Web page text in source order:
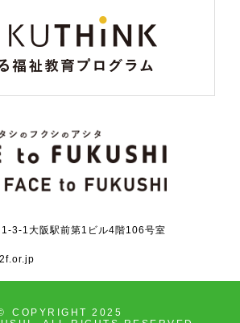
1-3-1大阪駅前第1ビル4階106号室
COPYRIGHT 2025